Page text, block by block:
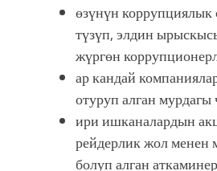
өзүнүн коррупциялык
түзүп, элдин
жүргөн
ар кандай
отуруп алган мурдагы
ири ишканалардын
рейдерлик жол менен
болуп алган